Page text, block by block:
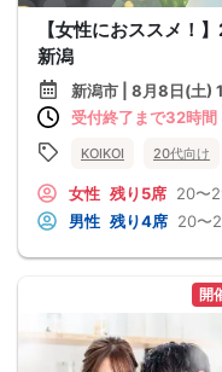
【女性におススメ！
新潟
新潟市 | 8月8日(土)
受付終了まで32時間
KOIKOI 20代向け
女性 残り5席 20〜
男性 残り4席 20〜
開